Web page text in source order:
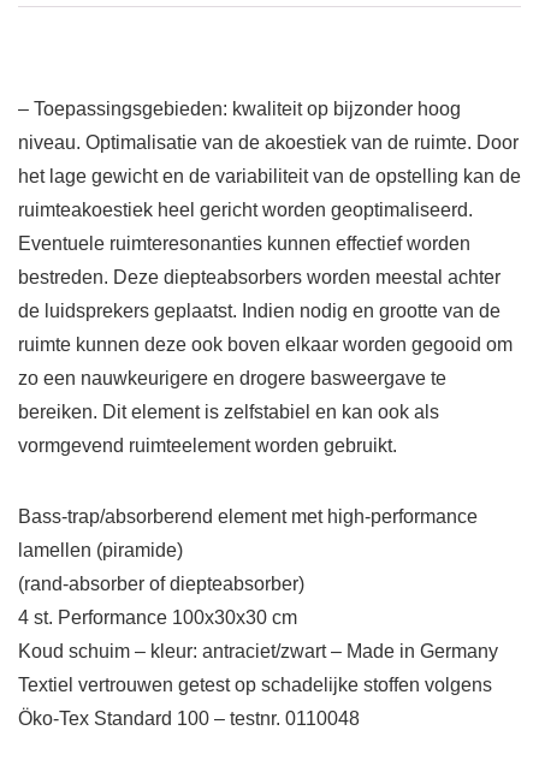
– Toepassingsgebieden: kwaliteit op bijzonder hoog
niveau. Optimalisatie van de akoestiek van de ruimte. Door
het lage gewicht en de variabiliteit van de opstelling kan de
ruimteakoestiek heel gericht worden geoptimaliseerd.
Eventuele ruimteresonanties kunnen effectief worden
bestreden. Deze diepteabsorbers worden meestal achter
de luidsprekers geplaatst. Indien nodig en grootte van de
ruimte kunnen deze ook boven elkaar worden gegooid om
zo een nauwkeurigere en drogere basweergave te
bereiken. Dit element is zelfstabiel en kan ook als
vormgevend ruimteelement worden gebruikt.
Bass-trap/absorberend element met high-performance
lamellen (piramide)
(rand-absorber of diepteabsorber)
4 st. Performance 100x30x30 cm
Koud schuim – kleur: antraciet/zwart – Made in Germany
Textiel vertrouwen getest op schadelijke stoffen volgens
Öko-Tex Standard 100 – testnr. 0110048